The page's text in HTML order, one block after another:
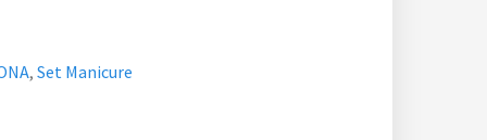
,Set Manicure